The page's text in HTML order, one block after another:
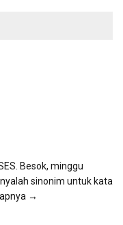
Besok, minggu
sinonim untuk kata
→